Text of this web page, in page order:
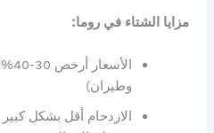
مزايا الشتاء في روما:
وطيران)
الازدحام أقل بشكل